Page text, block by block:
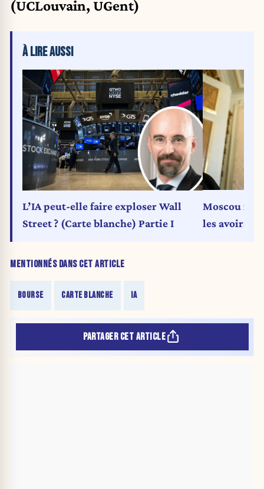
(UCLouvain, UGent)
MENTIONNÉS DANS CET ARTICLE
BOURSE CARTE BLANCHE IA
À LIRE AUSSI
L’IA peut-elle faire exploser Wall
Street ? (Carte blanche) Partie I
Moscou
les avoirs
PARTAGER CET ARTICLE